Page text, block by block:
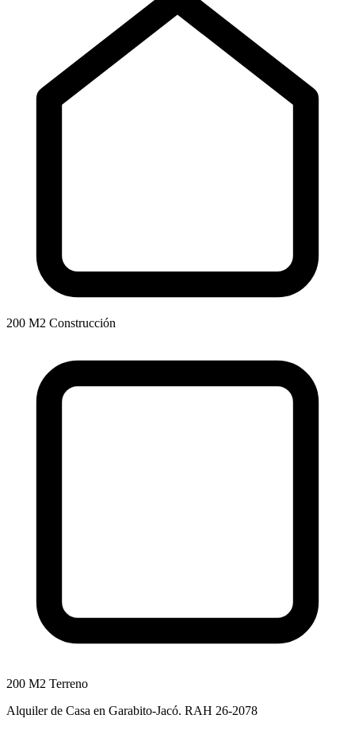
200 M2 Construcción
200 M2 Terreno
Alquiler de Casa en Garabito-Jacó. RAH 26-2078